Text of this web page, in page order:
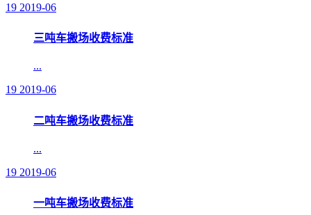
19 2019-06
三吨车搬场收费标准
...
19 2019-06
二吨车搬场收费标准
...
19 2019-06
一吨车搬场收费标准